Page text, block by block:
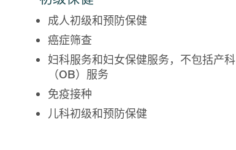
成人初级和预防保健
癌症筛查
妇科服务和妇女保健服务，不包括产科
（OB）服务
免疫接种
儿科初级和预防保健